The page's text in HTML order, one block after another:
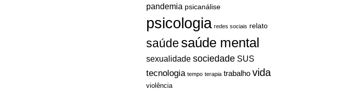
pandemia psicanálise
psicologia redes sociais relato
saúdesaúde mental
sexualidade sociedade SUS
tecnologia tempo terapia trabalho vida
violência